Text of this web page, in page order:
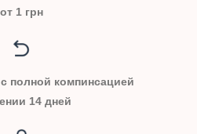
от 1 грн
полной компинсацией
14 дней